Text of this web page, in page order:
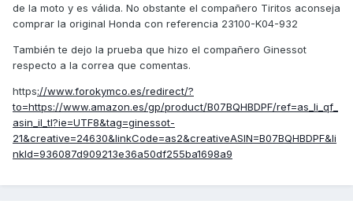
de la moto y es válida. No obstante el compañero Tiritos aconseja
comprar la original Honda con referencia 23100-K04-932
También te dejo la prueba que hizo el compañero Ginessot
respecto a la correa que comentas.
https://www.forokymco.es/redirect/?
to=https://www.amazon.es/gp/product/B07BQHBDPF/ref=as_li_qf_
asin_il_tl?ie=UTF8&tag=ginessot-
21&creative=24630&linkCode=as2&creativeASIN=B07BQHBDPF&li
nkId=936087d909213e36a50df255ba1698a9